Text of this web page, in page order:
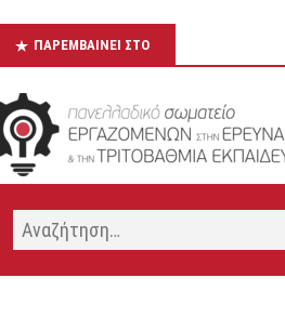
ΠΑΡΕΜΒΑΊΝΕΙ ΣΤΟ